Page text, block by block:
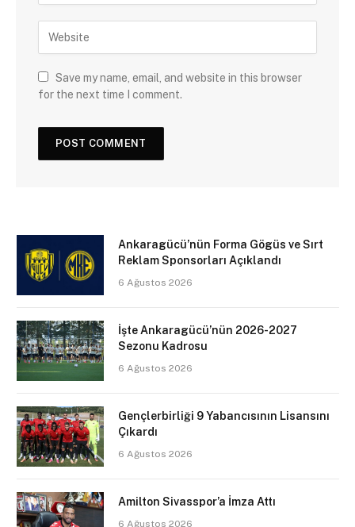
Save my name, email, and website in this browser
for the next time I comment.
Ankaragücü’nün Forma Gögüs ve Sırt
Reklam Sponsorları Açıklandı
6 Ağustos 2026
İşte Ankaragücü’nün 2026-2027
Sezonu Kadrosu
6 Ağustos 2026
Gençlerbirliği 9 Yabancısının Lisansını
Çıkardı
6 Ağustos 2026
Amilton Sivasspor’a İmza Attı
6 Ağustos 2026